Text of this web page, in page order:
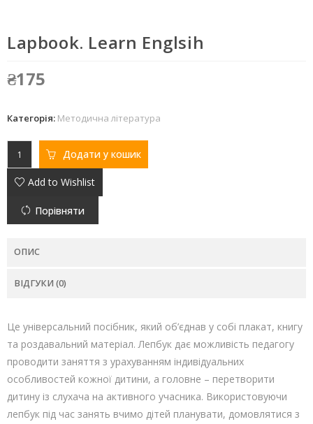
Lapbook. Learn Englsih
₴175
Категорія: Методична література
Додати у кошик
Add to Wishlist
Порівняти
ОПИС
ВІДГУКИ (0)
Це універсальний посібник, який об’єднав у собі плакат, книгу
та роздавальний матеріал. Лепбук дає можливість педагогу
проводити заняття з урахуванням індивідуальних
особливостей кожної дитини, а головне – перетворити
дитину із слухача на активного учасника. Використовуючи
лепбук під час занять вчимо дітей планувати, домовлятися з